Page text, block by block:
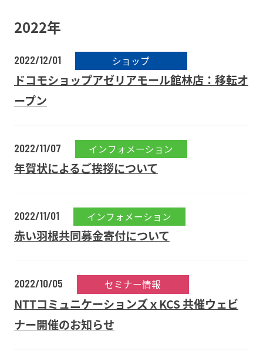
2022年
2022/12/01 ショップ
ドコモショップアゼリアモール館林店：移転オ
ープン
2022/11/07 インフォメーション
年賀状によるご挨拶について
2022/11/01 インフォメーション
赤い羽根共同募金寄付について
2022/10/05 セミナー情報
NTTコミュニケーションズｘKCS 共催ウェビ
ナー開催のお知らせ